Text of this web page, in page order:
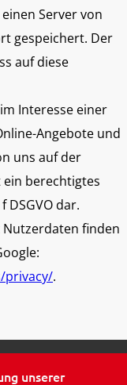
Server von
gespeichert. Der
auf diese
Interesse einer
Angebote und
uns auf der
ein berechtigtes
DSGVO dar.
finden
privacy/.
| 40599
unserer